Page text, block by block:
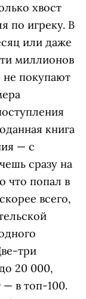
хвост
по игреку. В
или даже
миллионов
покупают
книга
— с
сразу на
что попал в
всего,
три
20 000,
— в топ-100.